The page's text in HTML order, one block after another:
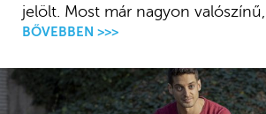
jelölt. Most már nagyon
BŐVEBBEN >>>